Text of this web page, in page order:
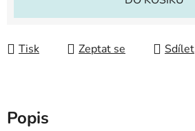
Tisk Zeptat se Sdílet
Popis